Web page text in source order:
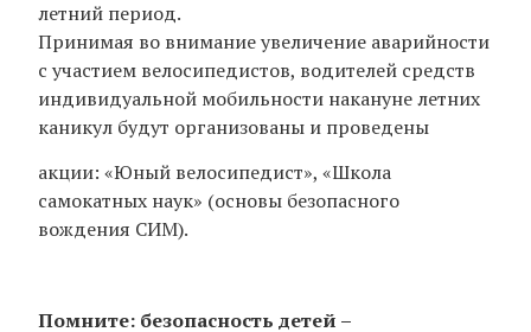
летний период.
Принимая во внимание увеличение аварийности
с участием велосипедистов, водителей средств
индивидуальной мобильности накануне летних
каникул будут организованы и проведены
акции: «Юный велосипедист», «Школа
самокатных наук» (основы безопасного
вождения СИМ).
Помните: безопасность детей –